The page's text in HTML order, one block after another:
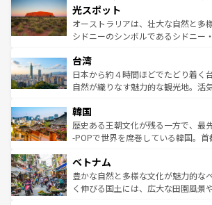
文化が魅力。旅行者はアメリカの各
しみながら、その多様性と豊かな歴
るだろう。車でのロードトリップや
情報は
島だが、静かな自然を求めるならマ
おすすめ。エメラルドグリーンに輝
文化や歴史が息づいている。「アロ
人々、おいしいローカルフードやハ
ク、伝統的なフラダンスなど、すべ
っている。訪れるたびに新しい発見
はコンテンツ一覧
光スポット
オーストラリアは、壮大な自然と多
シドニーのシンボルであるシドニー
リアリーフや大陸中央部にそびえる
ク）、タスマニアの美しい原生林や
ど、見どころがたくさん。また、カ
いる。アクティビティも充実してお
ビング、ハイキングなど、アウトド
い。オーストラリアの多彩な魅力を
参照してほしい。
台湾
日本から約４時間ほどでたどり着く
自然が織りなす魅力的な観光地。活
ン）、静ひつな山岳地帯である台湾
と山間の静けさが共存しており、訪
驚きをもたらしてくれる。また、奥
容にもいいと評判のスイーツなど、
が味わえる。 なお、新着の台湾情報
照してほしい。
韓国
歴史ある王朝文化が残る一方で、最
-POPで世界を席巻している韓国。
き、地方に足を延ばせば四季折々の
できる。そして、キムチや焼肉、絶
まで、さまざまな韓国料理が待って
ベトナム
豊かな自然と多様な文化が魅力的な
く伸びる国土には、広大な田園風景